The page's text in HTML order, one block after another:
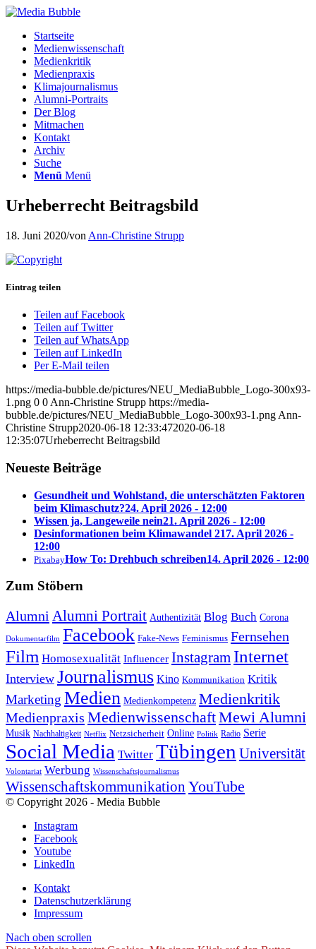
Startseite
Medienwissenschaft
Medienkritik
Medienpraxis
Klimajournalismus
Alumni-Portraits
Der Blog
Mitmachen
Kontakt
Archiv
Suche
Menü Menü
Urheberrecht Beitragsbild
18. Juni 2020/von Ann-Christine Strupp
Eintrag teilen
Teilen auf Facebook
Teilen auf Twitter
Teilen auf WhatsApp
Teilen auf LinkedIn
Per E-Mail teilen
https://media-bubble.de/pictures/NEU_MediaBubble_Logo-300x93-
1.png 0 0 Ann-Christine Strupp https://media-
bubble.de/pictures/NEU_MediaBubble_Logo-300x93-1.png Ann-
Christine Strupp2020-06-18 12:33:472020-06-18
12:35:07Urheberrecht Beitragsbild
Neueste Beiträge
Gesundheit und Wohlstand, die unterschätzten Faktoren
beim Klimaschutz?24. April 2026 - 12:00
Wissen ja, Langeweile nein21. April 2026 - 12:00
Desinformationen beim Klimawandel 217. April 2026 -
12:00
PixabayHow To: Drehbuch schreiben14. April 2026 - 12:00
Zum Stöbern
Alumni Alumni Portrait Authentizität Blog Buch Corona
Dokumentarfilm Facebook Fake-News Feminismus Fernsehen
Film Homosexualität Influencer Instagram Internet
Interview Journalismus Kino Kommunikation Kritik
Marketing Medien Medienkompetenz Medienkritik
Medienpraxis MedienwissenschaftMewi Alumni
Musik Nachhaltigkeit Netflix Netzsicherheit Online Politik Radio Serie
Social Media Twitter Tübingen Universität
Volontariat Werbung Wissenschaftsjournalismus
Wissenschaftskommunikation YouTube
© Copyright 2026 - Media Bubble
Instagram
Facebook
Youtube
LinkedIn
Kontakt
Datenschutzerklärung
Impressum
Nach oben scrollen